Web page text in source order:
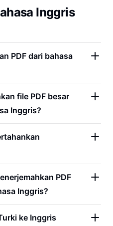
Inggris
PDF dari bahasa
file PDF besar
Inggris?
PDF
Inggris?
ke Inggris